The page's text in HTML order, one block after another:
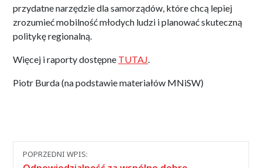
przydatne narzędzie dla samorządów, które chcą lepiej
zrozumieć mobilność młodych ludzi i planować skuteczną
politykę regionalną.
Więcej i raporty dostępne TUTAJ
Piotr Burda (na podstawie materiałów MNiSW)
Nawigacja
POPRZEDNI WPIS: